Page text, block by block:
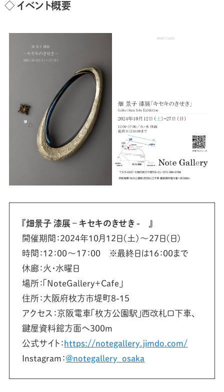
◇ イベント概要
『畑景子 漆展 – キセキのきせき - 』
開催期間：2024年10月12日(土)〜27日(日)
時間：12：00〜17：00 ※最終日は16：00まで
休廊：火・水曜日
場所：「NoteGallery＋Cafe」
住所：大阪府枚方市堤町8-15
アクセス：京阪電車「枚方公園駅」西改札口下車、
鍵屋資料館方面へ300m
公式サイト：https://notegallery.jimdo.com/
Instagram：@notegallery_osaka